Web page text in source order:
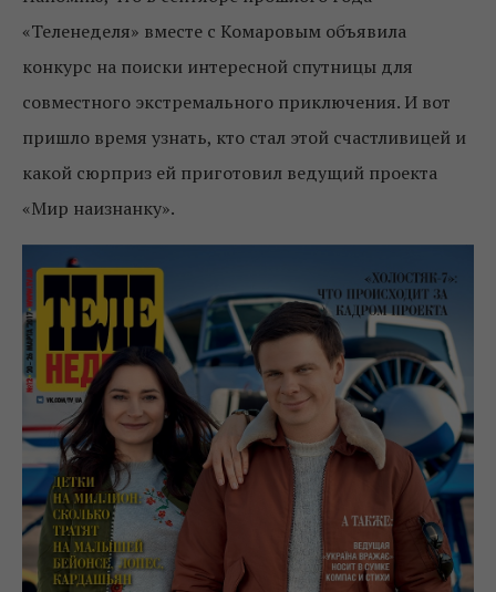
«Теленеделя» вместе с Комаровым объявила
конкурс на поиски интересной спутницы для
совместного экстремального приключения. И вот
пришло время узнать, кто стал этой счастливицей и
какой сюрприз ей приготовил ведущий проекта
«Мир наизнанку».